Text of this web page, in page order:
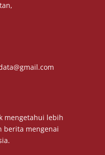
mengetahui lebih
berita mengenai